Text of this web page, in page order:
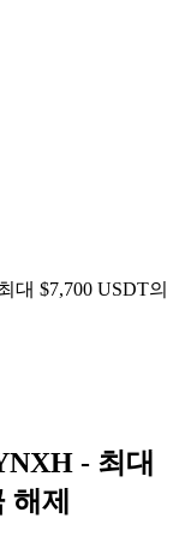
대 $7,700 USDT의
- 최대
제